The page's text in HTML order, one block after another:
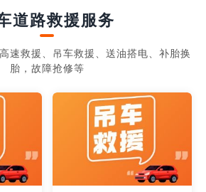
道路救援服务
速救援、吊车救援、送油搭电、补胎换
胎，故障抢修等